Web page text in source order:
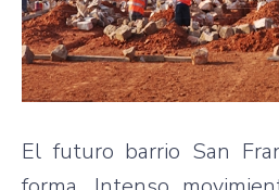
El futuro barrio San